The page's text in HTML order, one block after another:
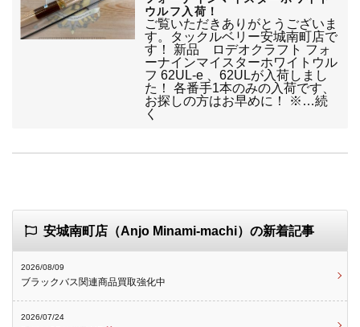
ウルフ入荷！
ご覧いただきありがとうございま
す。タックルベリー安城南町店で
す！ 新品 ロデオクラフト フォ
ーナインマイスターホワイトウル
フ 62UL-e 、62ULが入荷しまし
た！ 各番手1本のみの入荷です、
お探しの方はお早めに！ ※…続
く
安城南町店（Anjo Minami-machi）の新着記事
2026/08/09
ブラックバス関連商品買取強化中
2026/07/24